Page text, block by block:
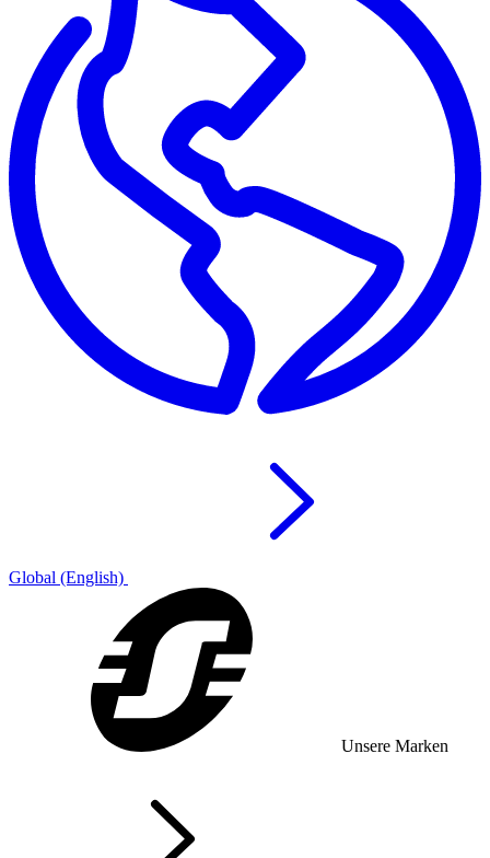
Global (English)
Unsere Marken